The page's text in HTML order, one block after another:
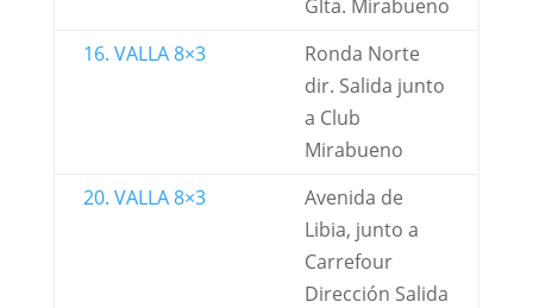
Glta. Mirabueno
16. VALLA 8×3
Ronda Norte
dir. Salida junto
a Club
Mirabueno
20. VALLA 8×3
Avenida de
Libia, junto a
Carrefour
Dirección Salida